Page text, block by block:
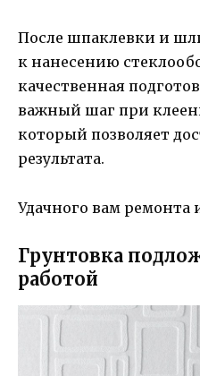
После шпаклевки и
к нанесению
качественная
важный шаг при
который позволяет
результата.
Удачного вам ремонта
Грунтовка
работой